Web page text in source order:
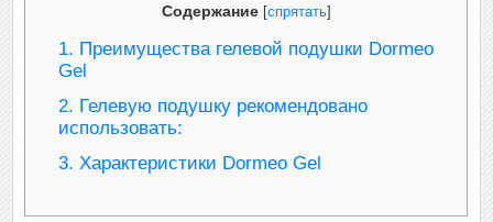
Содержание [спрятать]
1. Преимущества гелевой подушки Dormeo
Gel
2. Гелевую подушку рекомендовано
использовать:
3. Характеристики Dormeo Gel